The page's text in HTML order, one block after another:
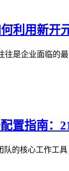
利用新开
往是企业面临的
置指南：
队的核心工作工